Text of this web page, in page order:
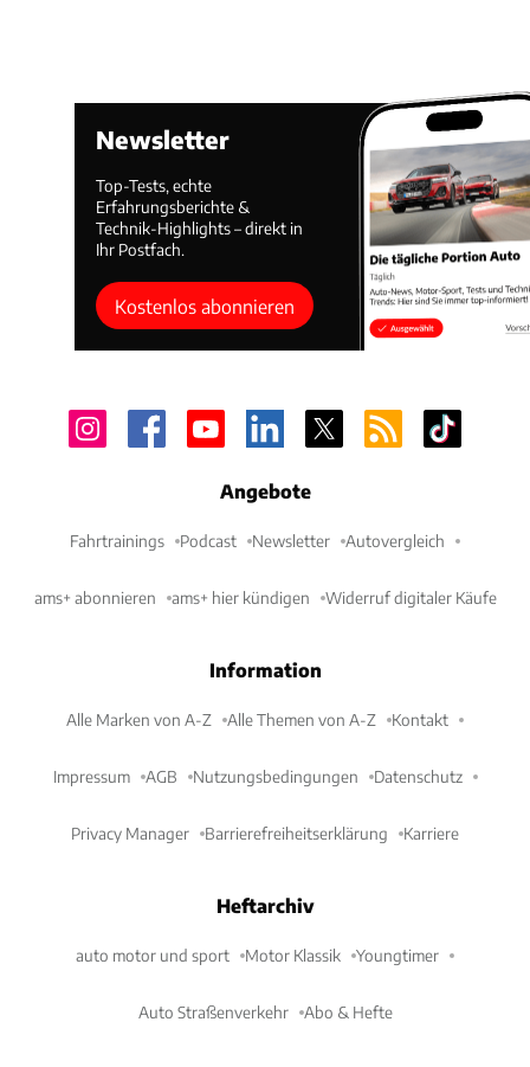
Newsletter
Top-Tests, echte
Erfahrungsberichte &
Technik-Highlights – direkt in
Ihr Postfach.
Kostenlos abonnieren
Angebote
Fahrtrainings Podcast Newsletter Autovergleich
ams+ abonnieren ams+ hier kündigen Widerruf digitaler Käufe
Information
Alle Marken von A-Z Alle Themen von A-Z Kontakt
Impressum AGB Nutzungsbedingungen Datenschutz
Privacy Manager Barrierefreiheitserklärung Karriere
Heftarchiv
auto motor und sport Motor Klassik Youngtimer
Auto Straßenverkehr Abo & Hefte